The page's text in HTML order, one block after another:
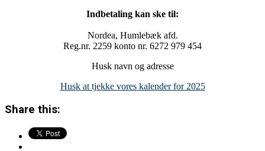
Indbetaling kan ske til:
Nordea, Humlebæk afd.
Reg.nr. 2259 konto nr. 6272 979 454
Husk navn og adresse
Husk at tjekke vores kalender for 2025
Share this: